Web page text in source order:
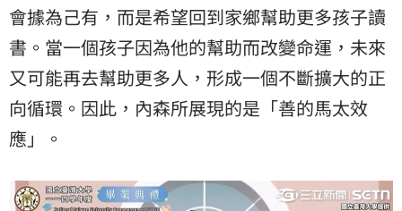
會據為己有，而是希望回到家鄉幫助更多孩子讀
書。當一個孩子因為他的幫助而改變命運，未來
又可能再去幫助更多人，形成一個不斷擴大的正
向循環。因此，內森所展現的是「善的馬太效
應」。